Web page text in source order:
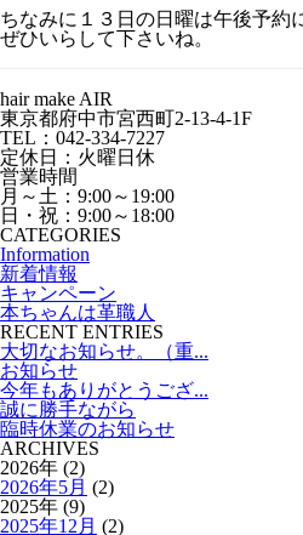
ちなみに１３日の日曜は午後予約
ぜひいらして下さいね。
hair make AIR
東京都府中市宮西町2-13-4-1F
TEL：042-334-7227
定休日：火曜日休
営業時間
月～土：9:00～19:00
日・祝：9:00～18:00
CATEGORIES
Information
新着情報
キャンペーン
本ちゃんは革職人
RECENT ENTRIES
大切なお知らせ。（重...
お知らせ
今年もありがとうござ...
誠に勝手ながら
臨時休業のお知らせ
ARCHIVES
2026年 (2)
2026年5月 (2)
2025年 (9)
2025年12月 (2)